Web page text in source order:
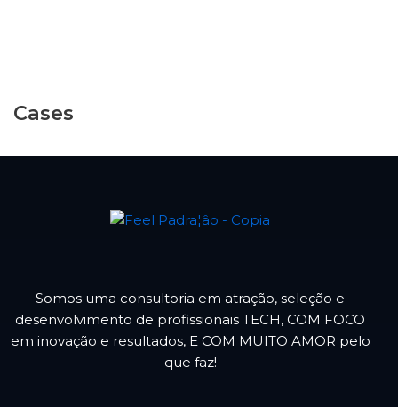
conteúdo
Cases
Somos uma consultoria em atração, seleção e
desenvolvimento de profissionais TECH, COM FOCO
em inovação e resultados, E COM MUITO AMOR pelo
que faz!